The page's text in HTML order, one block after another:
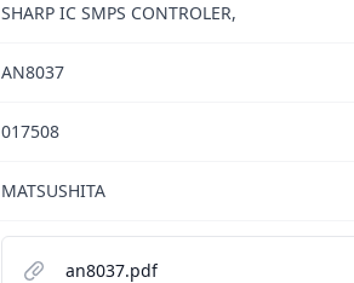
SHARP IC SMPS CONTROLER,
AN8037
017508
MATSUSHITA
an8037.pdf